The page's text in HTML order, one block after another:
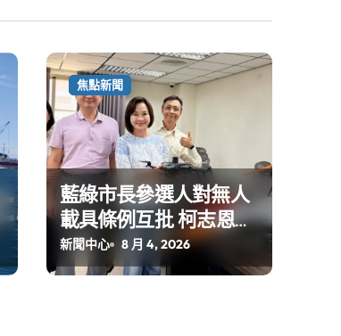
焦點新聞
藍綠市長參選人對無人
載具條例互批 柯志恩：
國民黨版才是「國防
+產業」務實版
新聞中心 8 月 4, 2026